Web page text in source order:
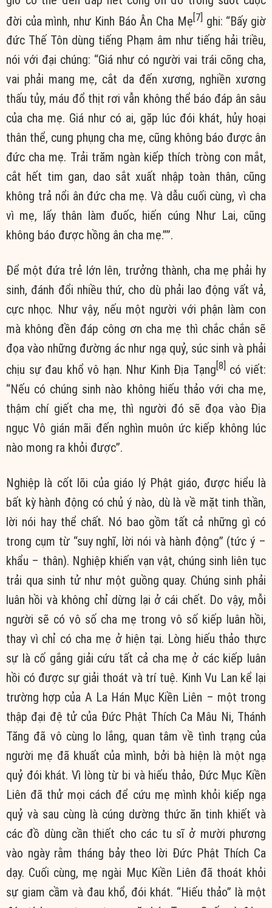
đời của mình, như Kinh Báo Ân Cha Mẹ[7]ghi: “Bấy giờ
đức Thế Tôn dùng tiếng Phạm âm như tiếng hải triều,
nói với đại chúng: “Giá như có người vai trái cõng cha,
vai phải mang mẹ, cắt da đến xương, nghiền xương
thấu tủy, máu đổ thịt rơi vẫn không thể báo đáp ân sâu
của cha mẹ. Giá như có ai, gặp lúc đói khát, hủy hoại
thân thể, cung phụng cha mẹ, cũng không báo được ân
đức cha mẹ. Trải trăm ngàn kiếp thích tròng con mắt,
cắt hết tim gan, dao sắt xuất nhập toàn thân, cũng
không trả nổi ân đức cha mẹ. Và dẫu cuối cùng, vì cha
vì mẹ, lấy thân làm đuốc, hiến cúng Như Lai, cũng
không báo được hồng ân cha mẹ.””.
Để một đứa trẻ lớn lên, trưởng thành, cha mẹ phải hy
sinh, đánh đổi nhiều thứ, cho dù phải lao động vất vả,
cực nhọc. Như vậy, nếu một người với phận làm con
mà không đền đáp công ơn cha mẹ thì chắc chắn sẽ
đọa vào những đường ác như ngạ quỷ, súc sinh và phải
chịu sự đau khổ vô hạn. Như Kinh Địa Tạng [8] có viết:
“Nếu có chúng sinh nào không hiếu thảo với cha mẹ,
thậm chí giết cha mẹ, thì người đó sẽ đọa vào Địa
ngục Vô gián mãi đến nghìn muôn ức kiếp không lúc
nào mong ra khỏi được”.
Nghiệp là cốt lõi của giáo lý Phật giáo, được hiểu là
bất kỳ hành động có chủ ý nào, dù là về mặt tinh thần,
lời nói hay thể chất. Nó bao gồm tất cả những gì có
trong cụm từ “suy nghĩ, lời nói và hành động” (tức ý –
khẩu – thân). Nghiệp khiến vạn vật, chúng sinh liên tục
trải qua sinh tử như một guồng quay. Chúng sinh phải
luân hồi và không chỉ dừng lại ở cái chết. Do vậy, mỗi
người sẽ có vô số cha mẹ trong vô số kiếp luân hồi,
thay vì chỉ có cha mẹ ở hiện tại. Lòng hiếu thảo thực
sự là cố gắng giải cứu tất cả cha mẹ ở các kiếp luân
hồi có được sự giải thoát và trí tuệ. Kinh Vu Lan kể lại
trường hợp của A La Hán Mục Kiền Liên – một trong
thập đại đệ tử của Đức Phật Thích Ca Mâu Ni, Thánh
Tăng đã vô cùng lo lắng, quan tâm về tình trạng của
người mẹ đã khuất của mình, bởi bà hiện là một ngạ
quỷ đói khát. Vì lòng từ bi và hiếu thảo, Đức Mục Kiền
Liên đã thử mọi cách để cứu mẹ mình khỏi kiếp ngạ
quỷ và sau cùng là cúng dường thức ăn tinh khiết và
các đồ dùng cần thiết cho các tu sĩ ở mười phương
vào ngày rằm tháng bảy theo lời Đức Phật Thích Ca
dạy. Cuối cùng, mẹ ngài Mục Kiền Liên đã thoát khỏi
sự giam cầm và đau khổ, đói khát. “Hiếu thảo” là một